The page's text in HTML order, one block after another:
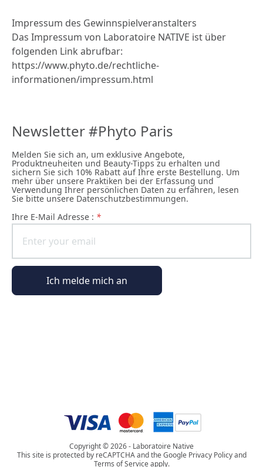
Impressum des Gewinnspielveranstalters
Das Impressum von Laboratoire NATIVE ist über
folgenden Link abrufbar:
https://www.phyto.de/rechtliche-
informationen/impressum.html
Newsletter #Phyto Paris
Melden Sie sich an, um exklusive Angebote,
Produktneuheiten und Beauty-Tipps zu erhalten und
sichern Sie sich 10% Rabatt auf Ihre erste Bestellung. Um
mehr über unsere Praktiken bei der Erfassung und
Verwendung Ihrer persönlichen Daten zu erfahren, lesen
Sie bitte unsere Datenschutzbestimmungen.
Ihre E-Mail Adresse : *
Ich melde mich an
Copyright © 2026 - Laboratoire Native
This site is protected by reCAPTCHA and the Google Privacy Policy and
Terms of Service apply.